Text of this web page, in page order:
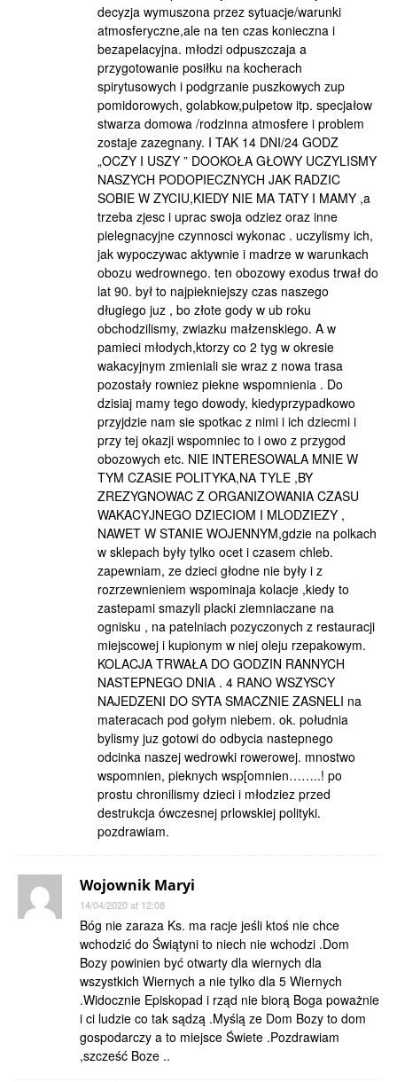
decyzja wymuszona przez sytuacje/warunki
atmosferyczne,ale na ten czas konieczna i
bezapelacyjna. młodzi odpuszczaja a
przygotowanie posiłku na kocherach
spirytusowych i podgrzanie puszkowych zup
pomidorowych, golabkow,pulpetow itp. specjałow
stwarza domowa /rodzinna atmosfere i problem
zostaje zazegnany. I TAK 14 DNI/24 GODZ
„OCZY I USZY ” DOOKOŁA GŁOWY UCZYLISMY
NASZYCH PODOPIECZNYCH JAK RADZIC
SOBIE W ZYCIU,KIEDY NIE MA TATY I MAMY ,a
trzeba zjesc i uprac swoja odziez oraz inne
pielegnacyjne czynnosci wykonac . uczylismy ich,
jak wypoczywac aktywnie i madrze w warunkach
obozu wedrownego. ten obozowy exodus trwał do
lat 90. był to najpiekniejszy czas naszego
długiego juz , bo złote gody w ub roku
obchodzilismy, zwiazku małzenskiego. A w
pamieci młodych,ktorzy co 2 tyg w okresie
wakacyjnym zmieniali sie wraz z nowa trasa
pozostały rowniez piekne wspomnienia . Do
dzisiaj mamy tego dowody, kiedyprzypadkowo
przyjdzie nam sie spotkac z nimi i ich dziecmi i
przy tej okazji wspomniec to i owo z przygod
obozowych etc. NIE INTERESOWALA MNIE W
TYM CZASIE POLITYKA,NA TYLE ,BY
ZREZYGNOWAC Z ORGANIZOWANIA CZASU
WAKACYJNEGO DZIECIOM I MLODZIEZY ,
NAWET W STANIE WOJENNYM,gdzie na polkach
w sklepach były tylko ocet i czasem chleb.
zapewniam, ze dzieci głodne nie były i z
rozrzewnieniem wspominaja kolacje ,kiedy to
zastepami smazyli placki ziemniaczane na
ognisku , na patelniach pozyczonych z restauracji
miejscowej i kupionym w niej oleju rzepakowym.
KOLACJA TRWAŁA DO GODZIN RANNYCH
NASTEPNEGO DNIA . 4 RANO WSZYSCY
NAJEDZENI DO SYTA SMACZNIE ZASNELI na
materacach pod gołym niebem. ok. południa
bylismy juz gotowi do odbycia nastepnego
odcinka naszej wedrowki rowerowej. mnostwo
wspomnien, pieknych wsp[omnien……..! po
prostu chronilismy dzieci i młodziez przed
destrukcja ówczesnej prlowskiej polityki.
pozdrawiam.
Wojownik Maryi
14/04/2020 at 12:08
Bóg nie zaraza Ks. ma racje jeśli ktoś nie chce
wchodzić do Świątyni to niech nie wchodzi .Dom
Bozy powinien być otwarty dla wiernych dla
wszystkich Wiernych a nie tylko dla 5 Wiernych
.Widocznie Episkopad i rząd nie biorą Boga poważnie
i ci ludzie co tak sądzą .Myślą ze Dom Bozy to dom
gospodarczy a to miejsce Świete .Pozdrawiam
,szcześć Boze ..